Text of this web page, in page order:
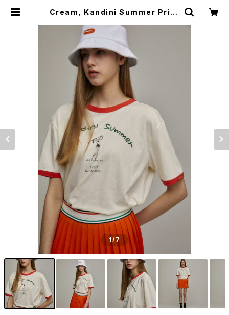
Cream, Kandini Summer Print
1/7